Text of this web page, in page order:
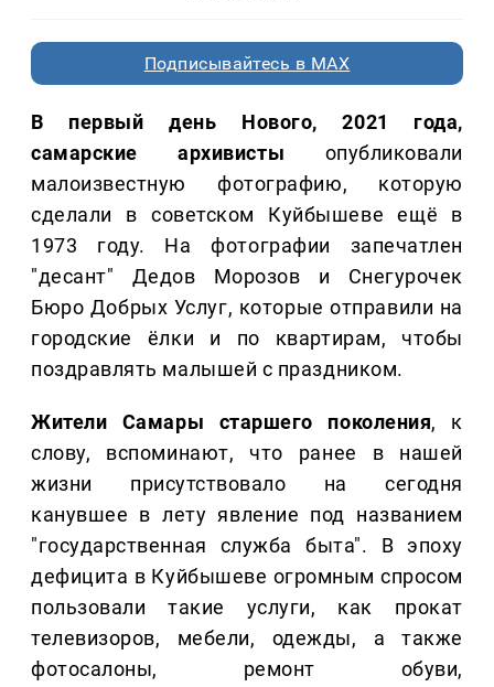
Подписывайтесь в MAX
В первый день Нового, 2021 года,
самарские архивисты опубликовали
малоизвестную фотографию, которую
сделали в советском Куйбышеве ещё в
1973 году. На фотографии запечатлен
"десант" Дедов Морозов и Снегурочек
Бюро Добрых Услуг, которые отправили на
городские ёлки и по квартирам, чтобы
поздравлять малышей с праздником.
Жители Самары старшего поколения, к
слову, вспоминают, что ранее в нашей
жизни присутствовало на сегодня
канувшее в лету явление под названием
"государственная служба быта". В эпоху
дефицита в Куйбышеве огромным спросом
пользовали такие услуги, как прокат
телевизоров, мебели, одежды, а также
фотосалоны, ремонт обуви,